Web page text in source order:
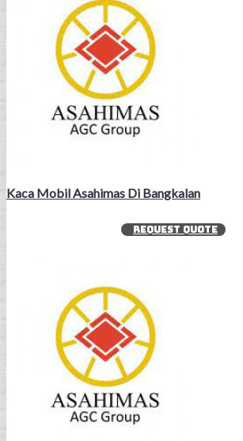
Kaca Mobil Asahimas Di Bangkalan
REQUEST QUOTE